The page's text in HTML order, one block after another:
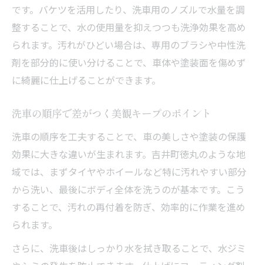
です。バケツを活用したり、洗車用のノズルで水量を調
整することで、水の使用量を抑えつつも洗浄効果を高め
られます。汚れがひどい場合は、専用のブラシや中性洗
剤を部分的に使い分けることで、車体や塗装面を傷めず
に綺麗に仕上げることができます。
洗車の順序で差がつく美観キープのポイント
洗車の順序を工夫することで、車の美しさや塗装の保護
効果に大きな違いが生まれます。吉井町徳丸のような地
域では、まずタイヤやホイールなど特に汚れやすい部分
から洗い、最後にボディ全体を洗うのが基本です。こう
することで、汚れの再付着を防ぎ、効率的に作業を進め
られます。
さらに、洗車後はしっかり水を拭き取ることで、水ジミ